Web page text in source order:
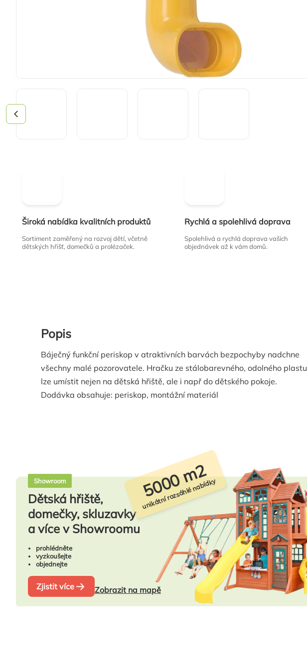
Široká nabídka kvalitních produktů
Sortiment zaměřený na rozvoj dětí, včetně
dětských hřišť, domečků a prolézaček.
Rychlá a spolehlivá doprava
Spolehlivá a rychlá doprava vašich
objednávek až k vám domů.
Popis
Báječný funkční periskop v atraktivních barvách bezpochyby nadchne
všechny malé pozorovatele. Hračku ze stálobarevného, odolného plastu
lze umístit nejen na dětská hřiště, ale i např do dětského pokoje.
Dodávka obsahuje: periskop, montážní materiál
Showroom
Dětská hřiště,
domečky, skluzavky
a více v Showroomu
prohlédněte
vyzkoušejte
objednejte
Zjistit více Zobrazit na mapě
5000 m2
unikátní rozsáhlé nabídky